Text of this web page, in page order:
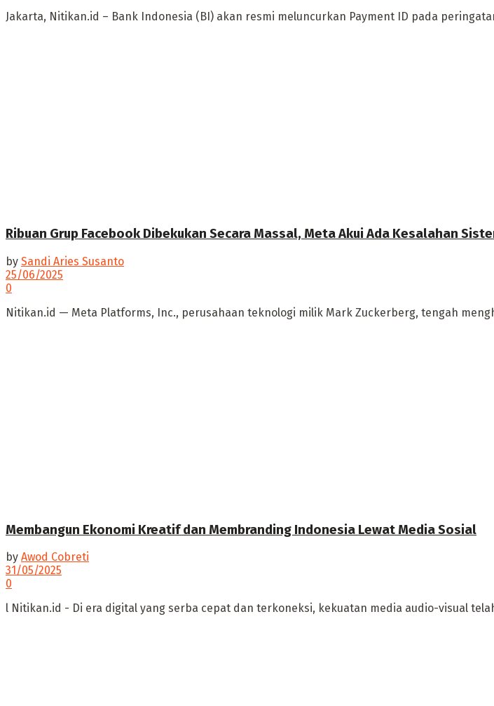
Jakarta, Nitikan.id – Bank Indonesia (BI) akan resmi meluncurkan Payment ID pada
Ribuan Grup Facebook Dibekukan Secara Massal, Meta Akui Ada Kesalahan
by Sandi Aries Susanto
25/06/2025
0
Nitikan.id — Meta Platforms, Inc., perusahaan teknologi milik Mark Zuckerberg, tengah
Membangun Ekonomi Kreatif dan Membranding Indonesia Lewat Media Sosial
by Awod Cobreti
31/05/2025
0
l Nitikan.id - Di era digital yang serba cepat dan terkoneksi, kekuatan media audio-visual